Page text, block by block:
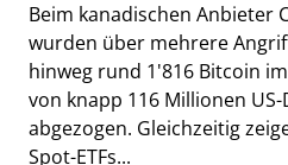
Beim kanadischen Anbieter
wurden über mehrere
hinweg rund 1'816 Bitcoin
von knapp 116 Millionen
abgezogen. Gleichzeitig
Spot-ETFs...